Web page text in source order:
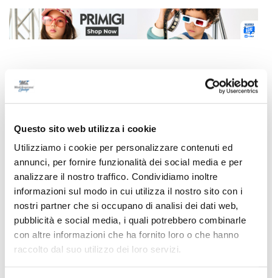
Questo sito web utilizza i cookie
Utilizziamo i cookie per personalizzare contenuti ed
annunci, per fornire funzionalità dei social media e per
analizzare il nostro traffico. Condividiamo inoltre
informazioni sul modo in cui utilizza il nostro sito con i
nostri partner che si occupano di analisi dei dati web,
pubblicità e social media, i quali potrebbero combinarle
con altre informazioni che ha fornito loro o che hanno
raccolto dal suo utilizzo dei loro servizi.
Correlati